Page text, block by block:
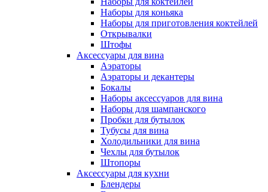
Наборы для коньяка
Наборы для приготовления коктейлей
Открывалки
Штофы
Аксессуары для вина
Аэраторы
Аэраторы и декантеры
Бокалы
Наборы аксессуаров для вина
Наборы для шампанского
Пробки для бутылок
Тубусы для вина
Холодильники для вина
Чехлы для бутылок
Штопоры
Аксессуары для кухни
Блендеры